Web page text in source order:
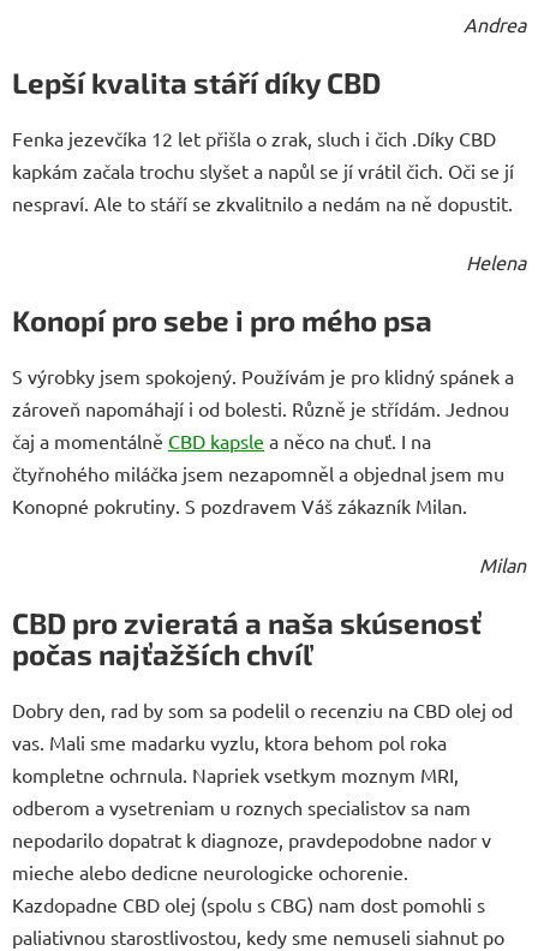
Andrea
Lepší kvalita stáří díky CBD
Fenka jezevčíka 12 let přišla o zrak, sluch i čich .Díky CBD
kapkám začala trochu slyšet a napůl se jí vrátil čich. Oči se jí
nespraví. Ale to stáří se zkvalitnilo a nedám na ně dopustit.
Helena
Konopí pro sebe i pro mého psa
S výrobky jsem spokojený. Používám je pro klidný spánek a
zároveň napomáhají i od bolesti. Různě je střídám. Jednou
čaj a momentálně CBD kapsle a něco na chuť. I na
čtyřnohého miláčka jsem nezapomněl a objednal jsem mu
Konopné pokrutiny. S pozdravem Váš zákazník Milan.
Milan
CBD pro zvieratá a naša skúsenosť
počas najťažších chvíľ
Dobry den, rad by som sa podelil o recenziu na CBD olej od
vas. Mali sme madarku vyzlu, ktora behom pol roka
kompletne ochrnula. Napriek vsetkym moznym MRI,
odberom a vysetreniam u roznych specialistov sa nam
nepodarilo dopatrat k diagnoze, pravdepodobne nador v
mieche alebo dedicne neurologicke ochorenie.
Kazdopadne CBD olej (spolu s CBG) nam dost pomohli s
paliativnou starostlivostou, kedy sme nemuseli siahnut po